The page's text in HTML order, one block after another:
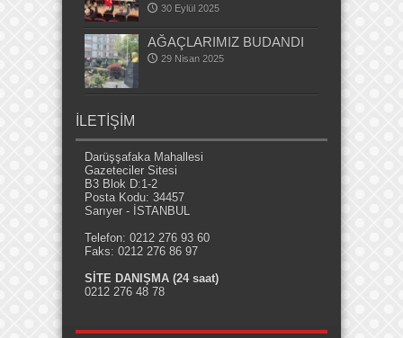
30 Eylül 2025
AĞAÇLARIMIZ BUDANDI
29 Nisan 2025
İLETİŞİM
Darüşşafaka Mahallesi
Gazeteciler Sitesi
B3 Blok D:1-2
Posta Kodu: 34457
Sarıyer - İSTANBUL
Telefon: 0212 276 93 60
Faks: 0212 276 86 97
SİTE DANIŞMA (24 saat)
0212 276 48 78